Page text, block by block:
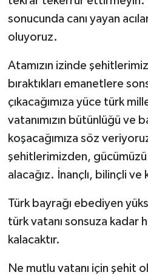
sonucunda canı yayan
oluyoruz.
Atamızın izinde
bıraktıkları emanetlere
çıkacağımıza yüce türk
vatanımızın bütünlüğü ve
koşacağımıza söz
şehitlerimizden,
alacağız. İnançlı, bilinçli ve
Türk bayrağı ebediyen
türk vatanı sonsuza kadar
kalacaktır.
Ne mutlu vatanı için şehit